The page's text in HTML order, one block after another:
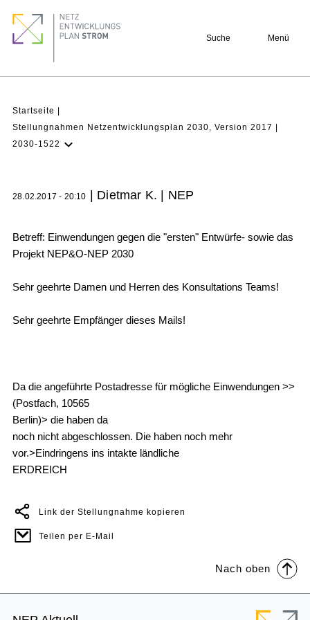
zum
Inhalt
Suche Menü
Pfadnavigation
Startseite
Stellungnahmen Netzentwicklungsplan 2030, Version 2017
2030-1522
Beteiligung
Archiv
28.02.2017 - 20:10 | Dietmar K. | NEP
Betreff: Einwendungen gegen die "ersten" Entwürfe- sowie das
Projekt NEP&O-NEP 2030
Sehr geehrte Damen und Herren des Konsultations Teams!
Sehr geehrte Empfänger dieses Mails!
Da die angeführte Postadresse für mögliche Einwendungen >>
(Postfach, 10565
Berlin)> die haben da
noch nicht abgeschlossen. Die haben noch mehr
vor.>Eindringens ins intakte ländliche
ERDREICH
Link der Stellungnahme kopieren
Teilen per E-Mail
Nach oben
quick
links